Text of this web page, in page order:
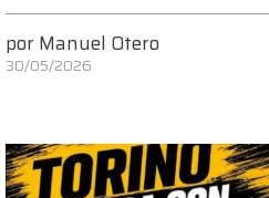
por Manuel Otero
30/05/2026